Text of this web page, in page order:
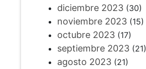
diciembre 2023(30)
noviembre 2023(15)
octubre 2023(17)
septiembre 2023(21)
agosto 2023(21)